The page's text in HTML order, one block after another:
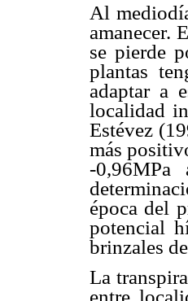
Al
amanecer.
se pierde
plantas
adaptar a
localidad
Estévez
más
-
época del
potencial
brinzales de
La
entre